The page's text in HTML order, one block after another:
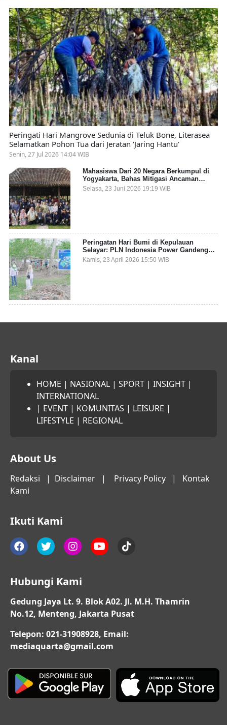
Peringati Hari Mangrove Sedunia di Teluk Bone, Literasea
Selamatkan Pohon Tua dari Jeratan ‘Jaring Hantu’
Senin, 27 Jul 2026 14:04 WIB
Mahasiswa Dari 20 Negara Berkumpul di
Yogyakarta, Bahas Mitigasi Ancaman
Kesehatan Global
Selasa, 23 Juni 2026 19:19 WIB
Peringatan Hari Bumi di Kepulauan
Selayar: PLN Indonesia Power Gandeng
Pemda dan Komunitas, Giatkan Restorasi
Mangrove
Kamis, 23 April 2026 15:50 WIB
Kanal
HOME | NASIONAL | SPORT | INSIGHT |
INTERNATIONAL
| EVENT | KOMUNITAS | LEISURE |
LIFESTYLE | REGIONAL
About Us
Redaksi | Disclaimer | Privacy Policy | Kontak
Kami
Ikuti Kami
Hubungi Kami
Gedung Jaya Lt. 9. Blok A02. Jl. M.H. Thamrin
No.12, Menteng, Jakarta Pusat
Telepon: 021-31908928, Email:
mediaquarta@gmail.com